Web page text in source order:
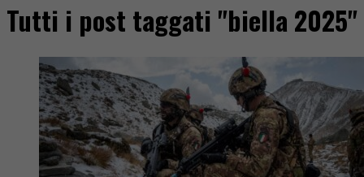
Tutti i post taggati "biella 2025"